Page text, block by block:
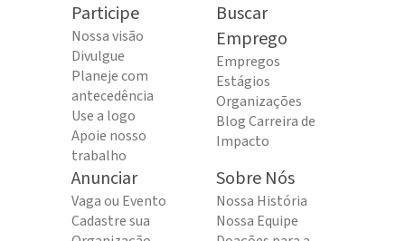
Participe
Nossa visão
Divulgue
Planeje com
antecedência
Use a logo
Apoie nosso
trabalho
Buscar
Emprego
Empregos
Estágios
Organizações
Blog Carreira de
Impacto
Anunciar
Vaga ou Evento
Cadastre sua
Sobre Nós
Nossa História
Nossa Equipe